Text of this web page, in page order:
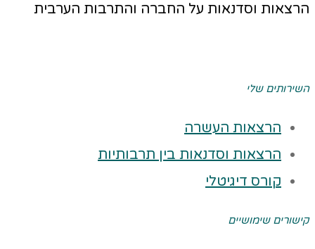
הרצאות וסדנאות על החברה והתרבות הערבית
השירותים שלי
הרצאות העשרה
הרצאות וסדנאות בין תרבותיות
קורס דיגיטלי
קישורים שימושיים